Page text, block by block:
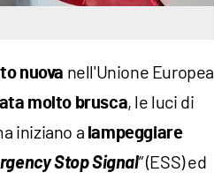
nuova nell'Unione Europea
molto brusca, le luci di
iniziano a lampeggiare
Stop Signal” (ESS) ed